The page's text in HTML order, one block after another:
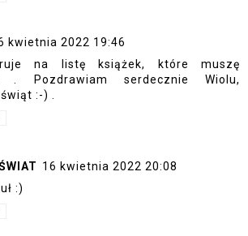
kwietnia 2022 19:46
na listę książek, które muszę
. Pozdrawiam serdecznie Wiolu,
:-) .
16 kwietnia 2022 20:08
:)